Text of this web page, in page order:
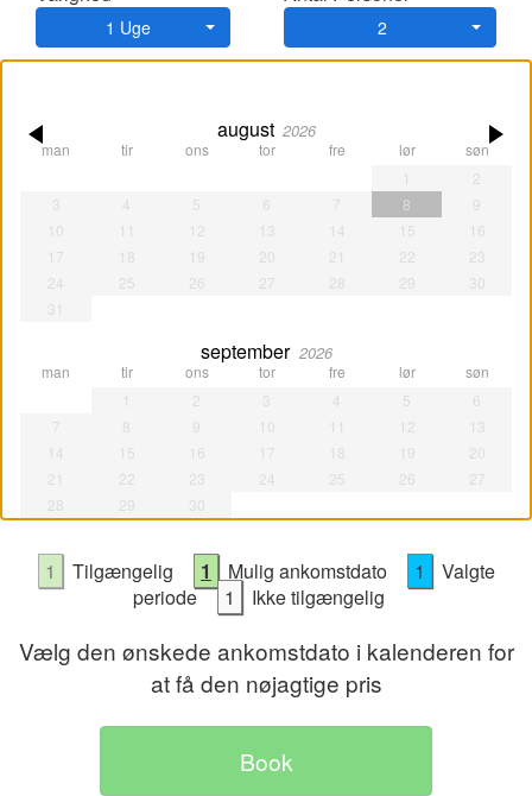
1 Uge 2
august 2026
man tir ons tor fre lør
søn
1
2
3
4 5 6 7 8
9
10
11 12 13 14 15
16
17
18 19 20 21 22
23
24
25 26 27 28 29
30
31
september 2026
man tir ons tor fre lør
søn
1
2 3 4 5
6
7
8 9 10 11 12
13
14
15 16 17 18 19
20
21
22 23 24 25 26
27
28
29 30
1 Tilgængelig 1 Mulig ankomstdato 1
Valgte
periode 1 Ikke tilgængelig
Vælg den ønskede ankomstdato i kalenderen for
at få den nøjagtige pris